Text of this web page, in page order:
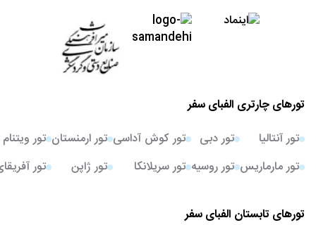
تورهای چارتری الفبای سفر
تور آنتالیا
تور مارماریس
تور دبی
تور روسیه
تور کوش آداسی
تور سریلانکا
تور ارمنستان
تور ژاپن
تور ویتنام
تور
تورهای تابستان الفبای سفر